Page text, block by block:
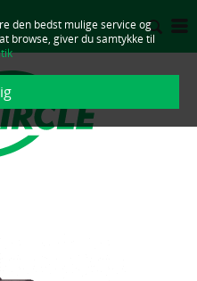
den bedst mulige service og
browse, giver du samtykke til